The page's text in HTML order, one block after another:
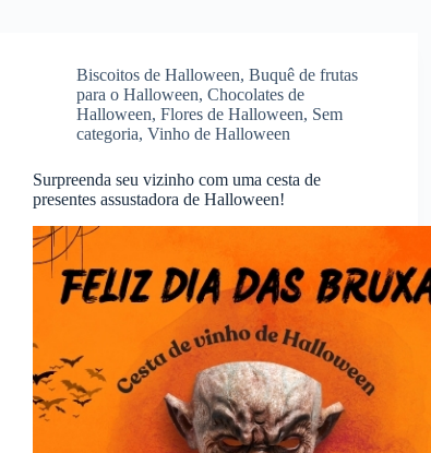
Biscoitos de Halloween, Buquê de frutas
para o Halloween, Chocolates de
Halloween, Flores de Halloween, Sem
categoria, Vinho de Halloween
Surpreenda seu vizinho com uma cesta de
presentes assustadora de Halloween!